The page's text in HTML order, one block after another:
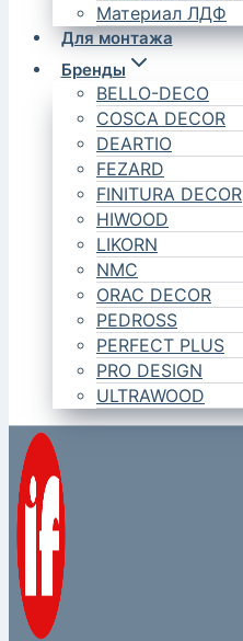
Материал ЛДФ
Для монтажа
Бренды
BELLO-DECO
COSCA DECOR
DEARTIO
FEZARD
FINITURA DECOR
HIWOOD
LIKORN
NMC
ORAC DECOR
PEDROSS
PERFECT PLUS
PRO DESIGN
ULTRAWOOD